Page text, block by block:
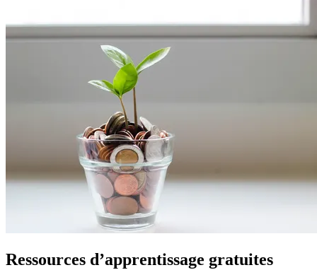
Ressources d’apprentissage gratuites